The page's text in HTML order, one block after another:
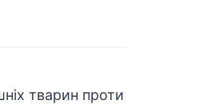
тварин проти